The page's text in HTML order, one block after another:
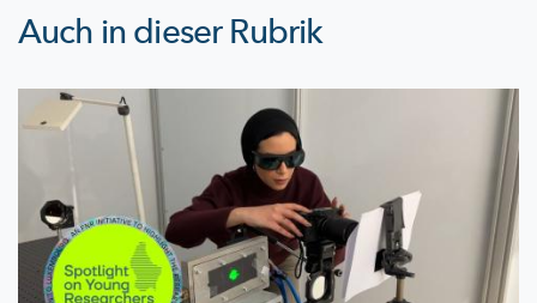
Auch in dieser Rubrik